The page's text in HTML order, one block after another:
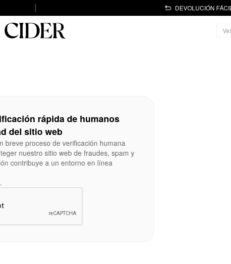
DEVOLUCIÓN FÁCIL
rápida de humanos
del sitio web
breve proceso de verificación humana
nuestro sitio web de fraudes, spam y
contribuye a un entorno en línea